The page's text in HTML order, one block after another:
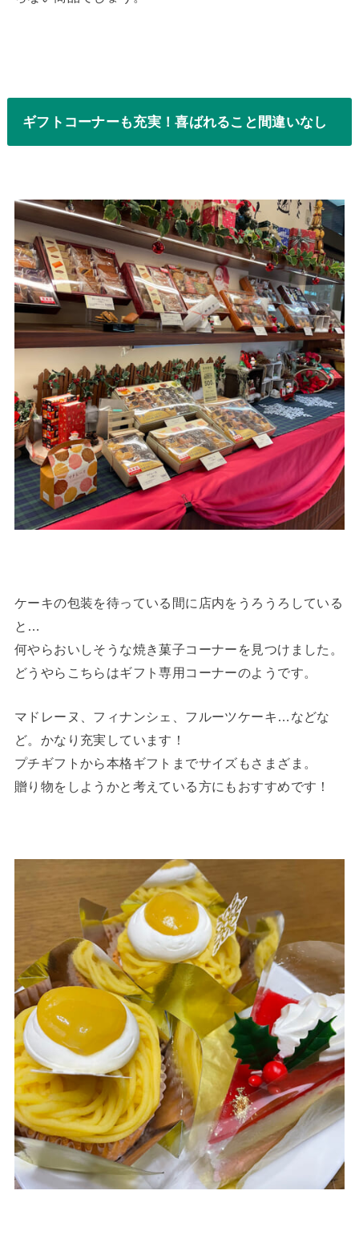
ギフトコーナーも充実！喜ばれること間違いなし
ケーキの包装を待っている間に店内をうろうろしている
と…
何やらおいしそうな焼き菓子コーナーを見つけました。
どうやらこちらはギフト専用コーナーのようです。
マドレーヌ、フィナンシェ、フルーツケーキ…などな
ど。かなり充実しています！
プチギフトから本格ギフトまでサイズもさまざま。
贈り物をしようかと考えている方にもおすすめです！